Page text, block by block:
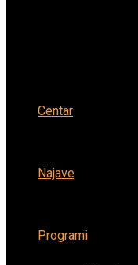
Centar
Najave
Programi